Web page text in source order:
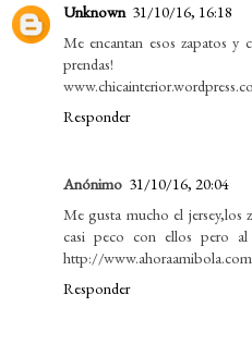
Unknown 31/10/16, 16:18
Me encantan esos zapatos y
prendas!
Responder
Anónimo 31/10/16, 20:04
Me gusta mucho el jersey,los
casi peco con ellos pero al
http://
Responder